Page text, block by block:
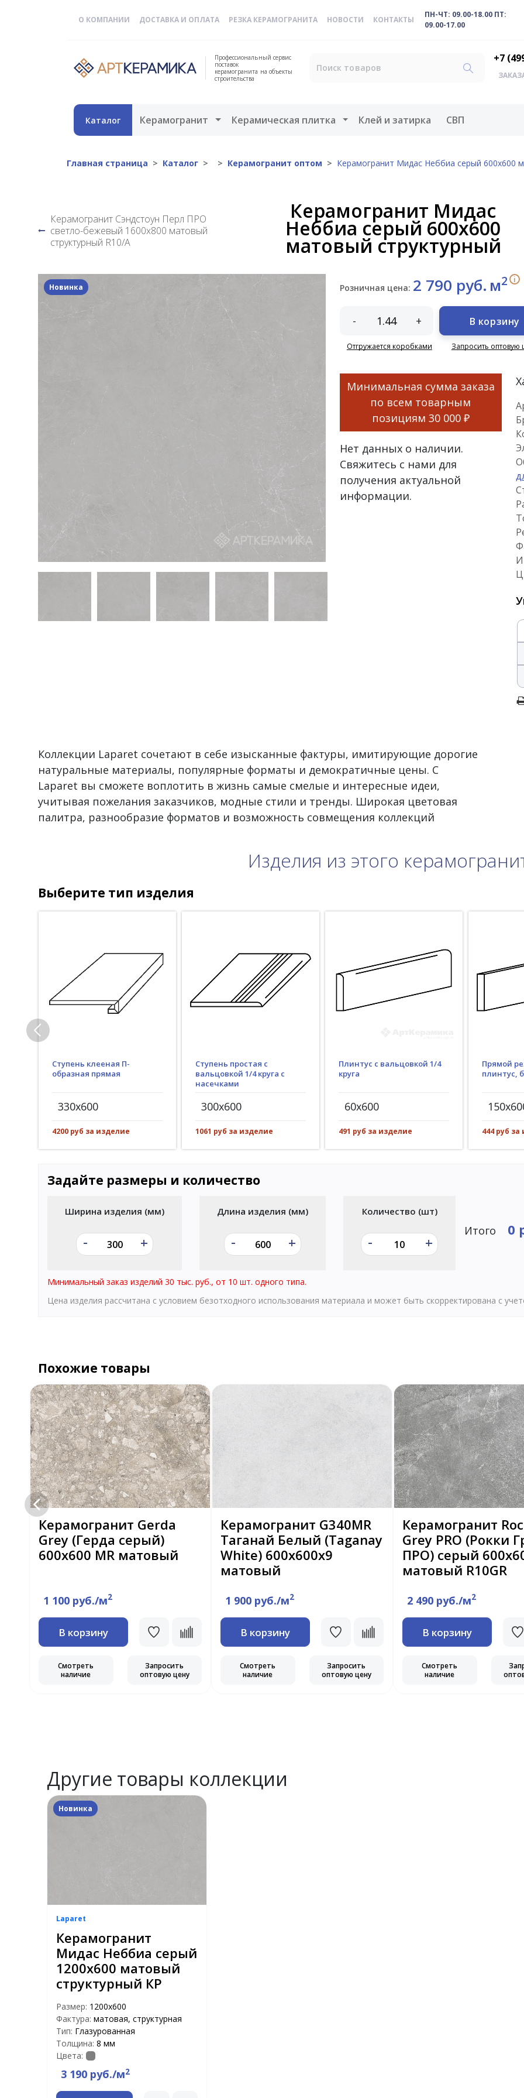
О КОМПАНИИ ДОСТАВКА И ОПЛАТА РЕЗКА КЕРАМОГРАНИТА НОВОСТИ КОНТАКТЫ
ПН-ЧТ: 09.00-18.00 ПТ:
09.00-17.00
Профессиональный сервис
поставок
керамогранита на объекты
строительства
+7
Каталог Керамогранит Открыть меню
Керамическая плитка Открыть меню
Клей и затирка СВП
Главная страница Каталог Керамогранит оптом Керамогранит Мидас Неббиа серый 600x600
Керамогранит Сэндстоун Перл ПРО
светло-бежевый 1600x800 матовый
структурный R10/A
Керамогранит Мидас
Неббиа серый 600x600
матовый структурный
Новинка Розничная цена: 2 790 руб. м2 i
- +
Отгружается коробками
В корзину
Запросить оптовую
Минимальная сумма заказа
по всем товарным
позициям 30 000 ₽
Нет данных о наличии.
Свяжитесь с нами для
получения актуальной
информации.
Коллекции Laparet сочетают в себе изысканные фактуры, имитирующие дорогие
натуральные материалы, популярные форматы и демократичные цены. С
Laparet вы сможете воплотить в жизнь самые смелые и интересные идеи,
учитывая пожелания заказчиков, модные стили и тренды. Широкая цветовая
палитра, разнообразие форматов и возможность совмещения коллекций
Изделия из этого
Выберите тип изделия
Ступень клееная П-
образная прямая
330x600
4200 руб за изделие
Ступень простая с
вальцовкой 1/4 круга с
насечками
300x600
1061 руб за изделие
Плинтус с вальцовкой 1/4
круга
60x600
491 руб за изделие
Прямой
плинтус,
444 руб
Задайте размеры и количество
Ширина изделия (мм)
- +
Длина изделия (мм)
- +
Количество (шт)
- +
Итого 0
Минимальный заказ изделий 30 тыс. руб., от 10 шт. одного типа.
Цена изделия рассчитана с условием безотходного использования материала и может быть скорректирована с
Похожие товары
Керамогранит Gerda
Grey (Герда серый)
600х600 MR матовый
1 100 руб./м2
В корзину
Смотреть
наличие
Запросить
оптовую цену
Керамогранит G340МR
Таганай Белый (Taganay
White) 600х600х9
матовый
1 900 руб./м2
В корзину
Смотреть
наличие
Запросить
оптовую цену
Керамогранит
Grey PRO (Рокки
ПРО) серый
матовый R10GR
2 490 руб./м2
В корзину
Смотреть
наличие
Другие товары коллекции
Новинка
Laparet
Керамогранит
Мидас Неббиа серый
1200x600 матовый
структурный КР
Размер: 1200x600
Фактура: матовая, структурная
Тип: Глазурованная
Толщина: 8 мм
Цвета:
3 190 руб./м2